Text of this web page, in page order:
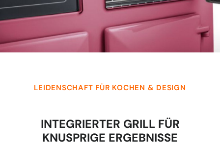
LEIDENSCHAFT FÜR KOCHEN & DESIGN
INTEGRIERTER GRILL FÜR
KNUSPRIGE ERGEBNISSE